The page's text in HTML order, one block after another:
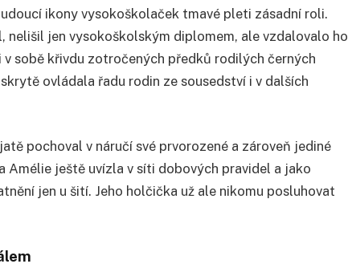
ikony vysokoškolaček tmavé pleti zásadní roli.
nelišil jen vysokoškolským diplomem, ale vzdalovalo ho
v sobě křivdu zotročených předků rodilých černých
ovládala řadu rodin ze sousedství i v dalších
pochoval v náručí své prvorozené a zároveň jediné
ještě uvízla v síti dobových pravidel a jako
jen u šití. Jeho holčička už ale nikomu posluhovat